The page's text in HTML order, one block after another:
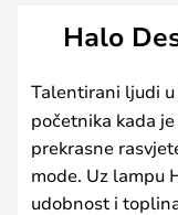
Halo
Talentirani ljudi u
početnika kada
prekrasne
mode. Uz lampu
udobnost i